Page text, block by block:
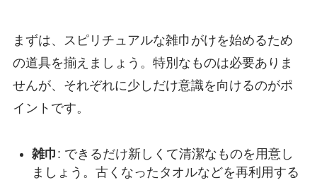
まずは、スピリチュアルな雑巾がけを始めるため
の道具を揃えましょう。特別なものは必要ありま
せんが、それぞれに少しだけ意識を向けるのがポ
イントです。
雑巾 : できるだけ新しくて清潔なものを用意し
ましょう。古くなったタオルなどを再利用する